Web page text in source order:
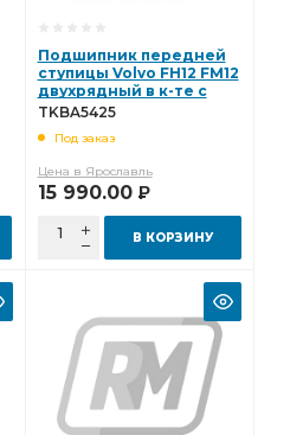
Подшипник передней
ступицы Volvo FH12 FM12
двухрядный в к-те с
уплотнениями и
TKBA TKBA5425
TKBA5425
Под заказ
Цена в Ярославль
15 990.00 Р
В КОРЗИНУ